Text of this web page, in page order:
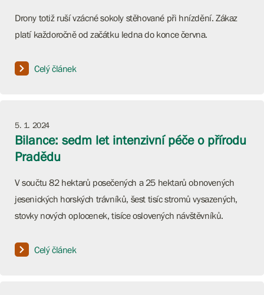
Drony totiž ruší vzácné sokoly stěhované při hnízdění. Zákaz
platí každoročně od začátku ledna do konce června.
Celý článek
5. 1. 2024
Bilance: sedm let intenzivní péče o přírodu
Pradědu
V součtu 82 hektarů posečených a 25 hektarů obnovených
jesenických horských trávníků, šest tisíc stromů vysazených,
stovky nových oplocenek, tisíce oslovených návštěvníků.
Celý článek